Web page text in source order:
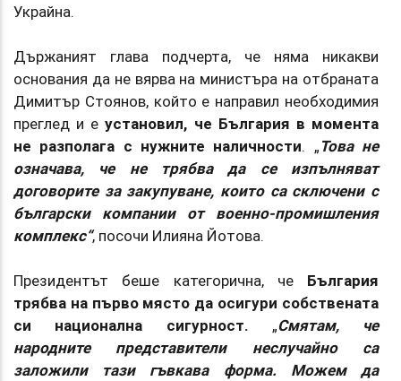
Украйна.
Държаният глава подчерта, че няма никакви
основания да не вярва на министъра на отбраната
Димитър Стоянов, който е направил необходимия
преглед и е установил, че България в момента
не разполага с нужните наличности. „Това не
означава, че не трябва да се изпълняват
договорите за закупуване, които са сключени с
български компании от военно-промишления
комплекс“, посочи Илияна Йотова.
Президентът беше категорична, че България
трябва на първо място да осигури собствената
си национална сигурност. „Смятам, че
народните представители неслучайно са
заложили тази гъвкава форма. Можем да